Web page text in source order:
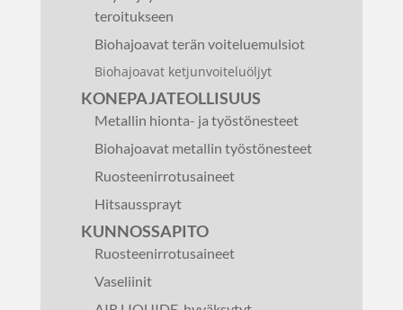
teroitukseen
Biohajoavat terän voiteluemulsiot
Biohajoavat ketjunvoiteluöljyt
KONEPAJATEOLLISUUS
Metallin hionta- ja työstönesteet
Biohajoavat metallin työstönesteet
Ruosteenirrotusaineet
Hitsaussprayt
KUNNOSSAPITO
Ruosteenirrotusaineet
Vaseliinit